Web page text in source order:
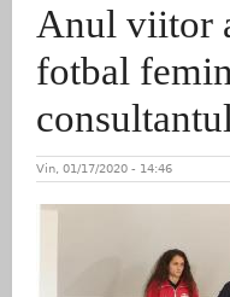
Anul viitor
fotbal
Vin, 01/17/2020 - 14:46